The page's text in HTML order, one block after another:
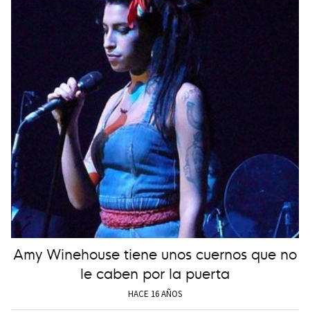
Amy Winehouse tiene unos cuernos que no
le caben por la puerta
HACE 16 AÑOS